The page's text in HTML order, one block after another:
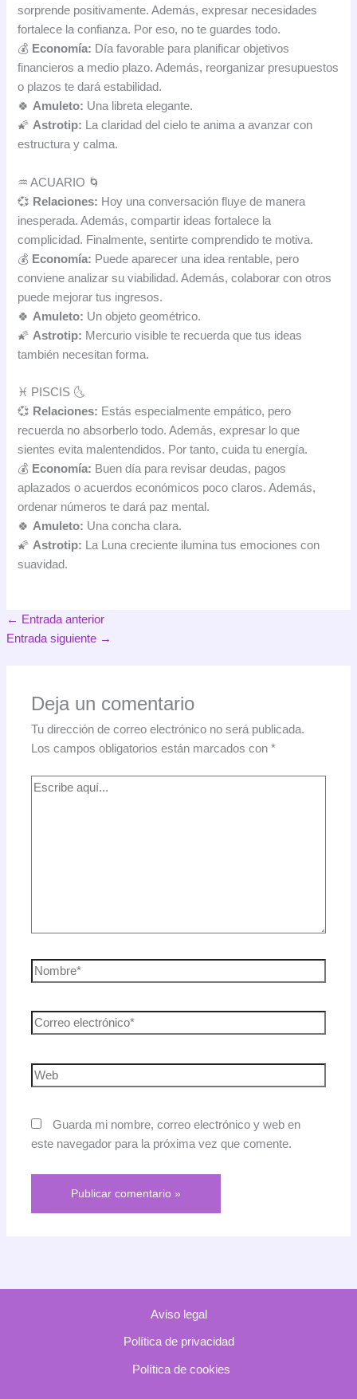
sorprende positivamente. Además, expresar necesidades
fortalece la confianza. Por eso, no te guardes todo.
💰 Economía: Día favorable para planificar objetivos
financieros a medio plazo. Además, reorganizar presupuestos
o plazos te dará estabilidad.
🍀 Amuleto: Una libreta elegante.
🌠 Astrotip: La claridad del cielo te anima a avanzar con
estructura y calma.
♒ ACUARIO 🌀
💞 Relaciones: Hoy una conversación fluye de manera
inesperada. Además, compartir ideas fortalece la
complicidad. Finalmente, sentirte comprendido te motiva.
💰 Economía: Puede aparecer una idea rentable, pero
conviene analizar su viabilidad. Además, colaborar con otros
puede mejorar tus ingresos.
🍀 Amuleto: Un objeto geométrico.
🌠 Astrotip: Mercurio visible te recuerda que tus ideas
también necesitan forma.
♓ PISCIS 🌜
💞 Relaciones: Estás especialmente empático, pero
recuerda no absorberlo todo. Además, expresar lo que
sientes evita malentendidos. Por tanto, cuida tu energía.
💰 Economía: Buen día para revisar deudas, pagos
aplazados o acuerdos económicos poco claros. Además,
ordenar números te dará paz mental.
🍀 Amuleto: Una concha clara.
🌠 Astrotip: La Luna creciente ilumina tus emociones con
suavidad.
← Entrada anterior
Entrada siguiente →
Deja un comentario
Tu dirección de correo electrónico no será publicada.
Los campos obligatorios están marcados con*
Escribe
Nombre*
Correo
electrónico*
Web
Guarda mi nombre, correo electrónico y web en
este navegador para la próxima vez que comente.
Aviso legal
Política de privacidad
Política de cookies